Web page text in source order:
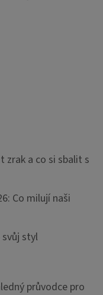
zrak a co si sbalit s
Co milují naši
styl
průvodce pro